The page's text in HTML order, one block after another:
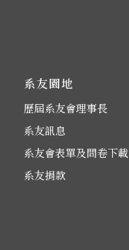
系友園地
歷屆系友會理事長
系友訊息
系友會表單及問卷下載
系友捐款